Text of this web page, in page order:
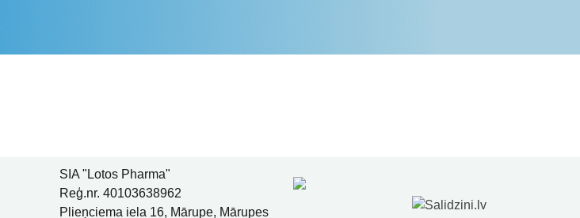
SIA "Lotos Pharma"
Reģ.nr. 40103638962
Plieņciema iela 16, Mārupe, Mārupes